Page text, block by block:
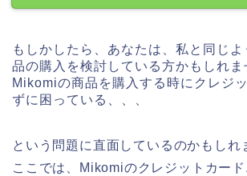
もしかしたら、あなたは、私と同じ
品の購入を検討している方かもしれま
Mikomiの商品を購入する時にクレジ
ずに困っている、、、
という問題に直面しているのかもしれ
ここでは、Mikomiのクレジットカー